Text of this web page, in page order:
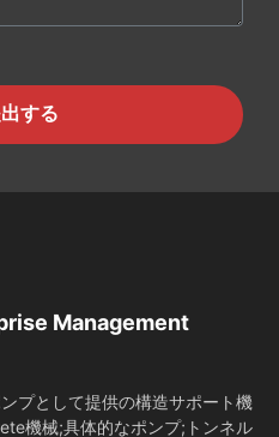
する
Management
プとして提供の構造サポート機
機械;具体的なポンプ;トンネル